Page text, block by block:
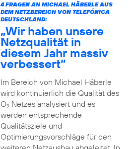
4 FRAGEN AN MICHAEL HÄBERLE AUS
DEM NETZBEREICH VON TELEFÓNICA
DEUTSCHLAND:
„Wir haben unsere
Netzqualität in
diesem Jahr massiv
verbessert“
Im Bereich von Michael Häberle
wird kontinuierlich die Qualität des
O2Netzes analysiert und es
werden entsprechende
Qualitätsziele und
Optimierungsvorschläge für den